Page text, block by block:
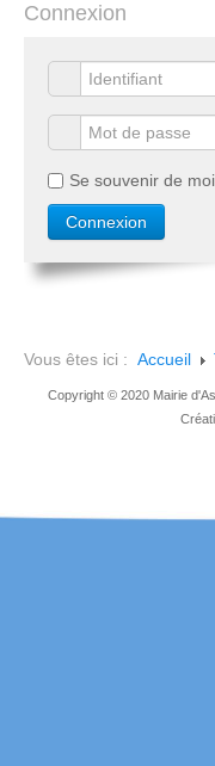
Connexion
Se souvenir de moi
Vous êtes ici : Accueil
Copyright © 2020 Mairie